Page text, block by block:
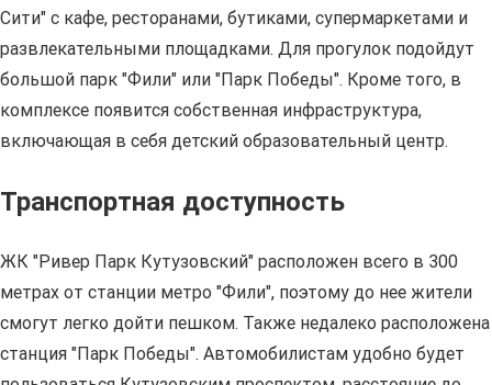
Сити" с кафе, ресторанами, бутиками, супермаркетами и
развлекательными площадками. Для прогулок подойдут
большой парк "Фили" или "Парк Победы". Кроме того, в
комплексе появится собственная инфраструктура,
включающая в себя детский образовательный центр.
Транспортная доступность
ЖК "Ривер Парк Кутузовский" расположен всего в 300
метрах от станции метро "Фили", поэтому до нее жители
смогут легко дойти пешком. Также недалеко расположена
станция "Парк Победы". Автомобилистам удобно будет